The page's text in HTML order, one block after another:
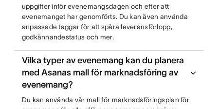
uppgifter inför evenemangsdagen och efter att
evenemanget har genomförts. Du kan även använda
anpassade taggar för att spåra leveransförlopp,
godkännandestatus och mer.
Vilka typer av evenemang kan du planera
med Asanas mall för marknadsföring av
evenemang?
Du kan använda vår mall för marknadsföringsplan för